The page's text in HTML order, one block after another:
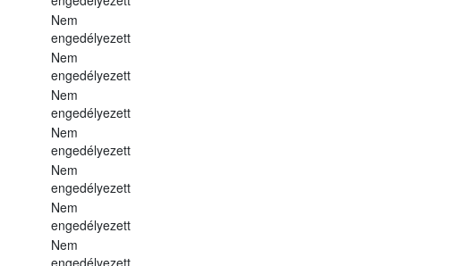
Nem
engedélyezett
Nem
engedélyezett
Nem
engedélyezett
Nem
engedélyezett
Nem
engedélyezett
Nem
engedélyezett
Nem
engedélyezett